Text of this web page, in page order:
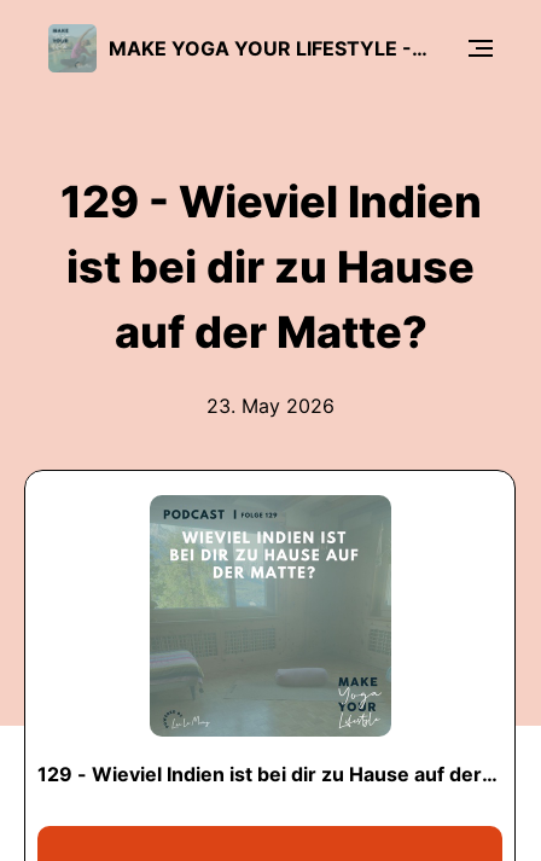
MAKE YOGA YOUR LIFESTYLE - EIN PODCAST FÜR VEDISCHE WEISHEIT & BEWUSSTE LEBENSFÜHRUNG
129 - Wieviel Indien
ist bei dir zu Hause
auf der Matte?
23. May 2026